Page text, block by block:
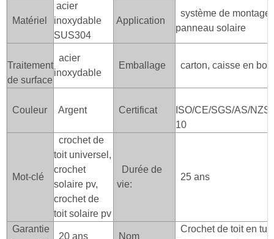
Matériel
acier
inoxydable
SUS304
Application
système de montage
panneau solaire
Traitement
de surface
acier
inoxydable
Emballage carton, caisse en bois
Couleur Argent Certificat
ISO/CE/SGS/AS/
10
Mot-clé
crochet de
toit universel,
crochet
solaire pv,
crochet de
toit solaire pv
Durée de
vie:
25 ans
Garantie
20 ans Nom
Crochet de toit en